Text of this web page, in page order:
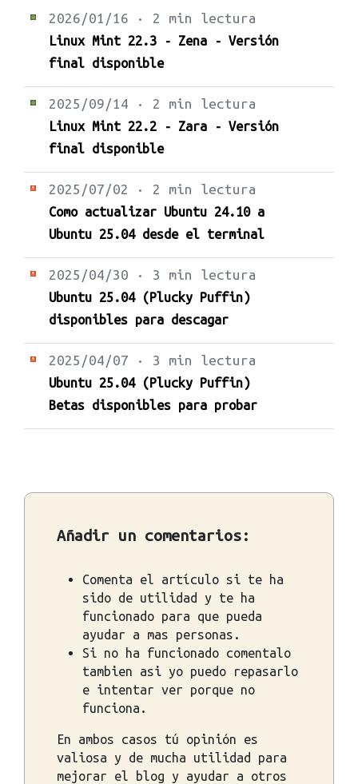
2026/01/16 · 2 min lectura
Linux Mint 22.3 - Zena - Versión
final disponible
2025/09/14 · 2 min lectura
Linux Mint 22.2 - Zara - Versión
final disponible
2025/07/02 · 2 min lectura
Como actualizar Ubuntu 24.10 a
Ubuntu 25.04 desde el terminal
2025/04/30 · 3 min lectura
Ubuntu 25.04 (Plucky Puffin)
disponibles para descagar
2025/04/07 · 3 min lectura
Ubuntu 25.04 (Plucky Puffin)
Betas disponibles para probar
Añadir un comentarios:
Comenta el artículo si te ha
sido de utilidad y te ha
funcionado para que pueda
ayudar a mas personas.
Si no ha funcionado comentalo
tambien asi yo puedo repasarlo
e intentar ver porque no
funciona.
En ambos casos tú opinión es
valiosa y de mucha utilidad para
mejorar el blog y ayudar a otros